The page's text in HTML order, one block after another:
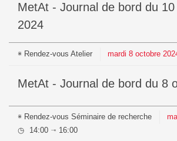
MetAt - Journal de bord du 10 décembre
2024
Rendez-vous Atelier mardi 8 octobre
MetAt - Journal de bord du 8
Rendez-vous Séminaire de recherche
14:00 ⇥ 16:00